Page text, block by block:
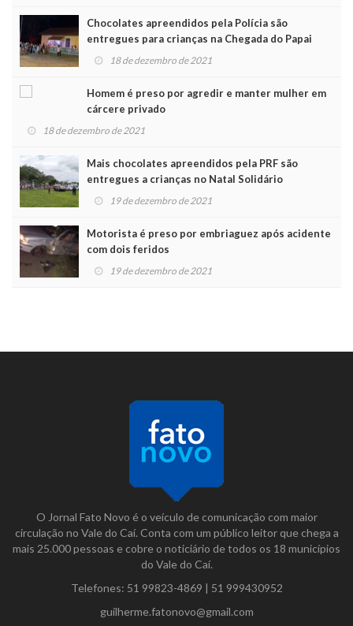
Chocolates apreendidos pela Polícia são
entregues para crianças na Chegada do Papai
Noel 18 de dezembro de 2021
Homem é preso por agredir e manter mulher em
cárcere privado
18 de dezembro de 2021
Mais chocolates apreendidos pela PRF são
entregues a crianças no Natal Solidário
19 de dezembro de 2021
Motorista é preso por embriaguez após acidente
com dois feridos
19 de dezembro de 2021
O Jornal Fato Novo é o veículo de comunicação com maior
circulação no Vale do Caí. Conta com um público leitor que chega a
mais 25.000 pessoas e cobre o noticiário de todos os 18 municípios
do Vale do Caí.
Telefones: 51 99823-4869 | 51 999430952
guilherme.fatonovo@gmail.com